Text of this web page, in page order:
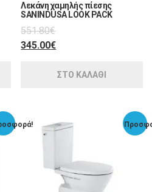
Λεκάνη χαμηλής πίεσης
SANINDUSA LOOK PACK
551.80€
345.00€
ΣΤΟ ΚΑΛΑΘΙ